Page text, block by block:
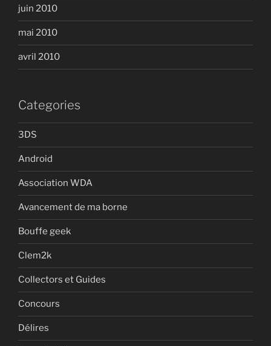
juin 2010
mai 2010
avril 2010
Categories
3DS
Android
Association WDA
Avancement de ma borne
Bouffe geek
Clem2k
Collectors et Guides
Concours
Délires